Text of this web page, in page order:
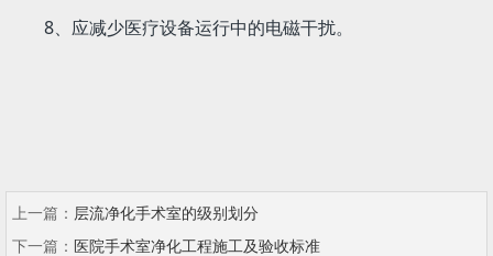
8、应减少医疗设备运行中的电磁干扰。
上一篇： 层流净化手术室的级别划分
下一篇： 医院手术室净化工程施工及验收标准